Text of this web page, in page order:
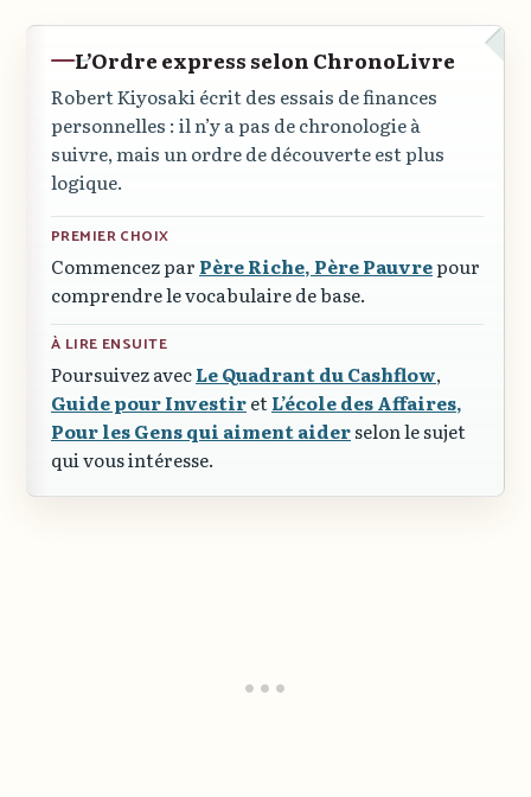
L’Ordre express selon ChronoLivre
Robert Kiyosaki écrit des essais de finances
personnelles : il n’y a pas de chronologie à
suivre, mais un ordre de découverte est plus
logique.
PREMIER CHOIX
Commencez par Père Riche, Père Pauvrepour
comprendre le vocabulaire de base.
À LIRE ENSUITE
Poursuivez avecLe Quadrant du Cashflow,
Guide pour InvestiretL’école des Affaires,
Pour les Gens qui aiment aiderselon le sujet
qui vous intéresse.